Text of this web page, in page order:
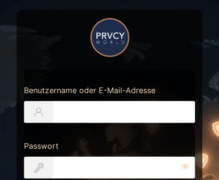
Benutzername oder E-Mail-Adresse
Passwort